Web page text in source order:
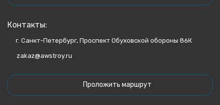
Контакты:
г. Санкт-Петербург, Проспект Обуховской обороны 86К
zakaz@awstroy.ru
Проложить маршрут